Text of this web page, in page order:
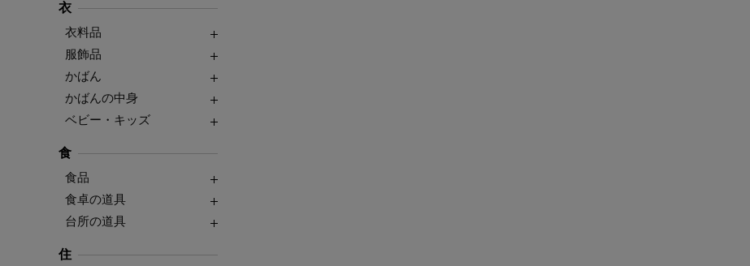
衣
衣料品
服飾品
かばん
かばんの中身
ベビー・キッズ
食
食品
食卓の道具
台所の道具
住